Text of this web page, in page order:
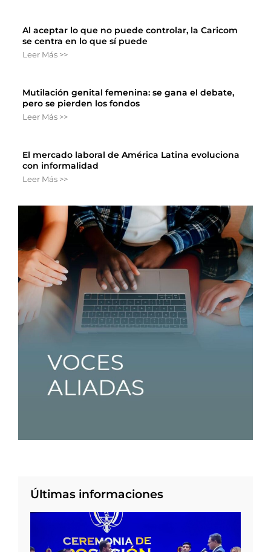
Al aceptar lo que no puede controlar, la Caricom
se centra en lo que sí puede
Leer Más >>
Mutilación genital femenina: se gana el debate,
pero se pierden los fondos
Leer Más >>
El mercado laboral de América Latina evoluciona
con informalidad
Leer Más >>
Últimas informaciones